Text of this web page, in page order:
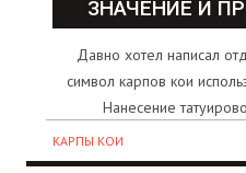
ЗНАЧЕНИЕ И
Давно хотел написал
символ карпов кои
Нанесение
КАРПЫ КОИ